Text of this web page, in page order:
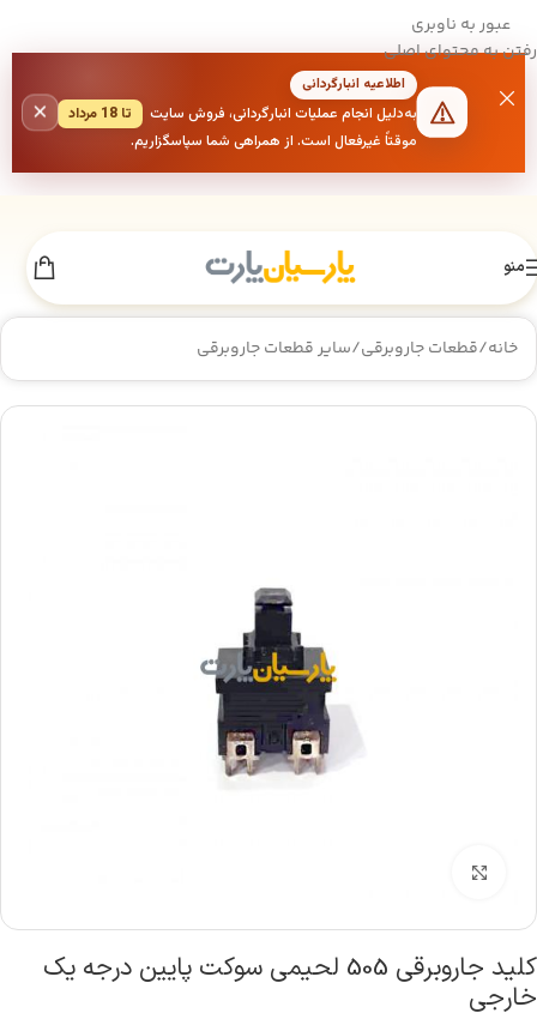
عبور به ناوبری
رفتن به محتوای اصلی
اطلاعیه انبارگردانی
به‌دلیل انجام عملیات انبارگردانی، فروش سایت
تا 18 مرداد
موقتاً غیرفعال است. از همراهی شما سپاسگزاریم.
×
منو
خانه/قطعات جاروبرقی/سایر قطعات جاروبرقی
کلید جاروبرقی 505 لحیمی سوکت پایین درجه یک
خارجی